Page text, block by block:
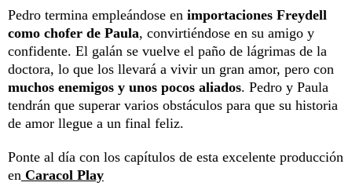
Pedro termina empleándose en importaciones Freydell
como chofer de Paula, convirtiéndose en su amigo y
confidente. El galán se vuelve el paño de lágrimas de la
doctora, lo que los llevará a vivir un gran amor, pero con
muchos enemigos y unos pocos aliados. Pedro y Paula
tendrán que superar varios obstáculos para que su historia
de amor llegue a un final feliz.
Ponte al día con los capítulos de esta excelente producción
en Caracol Play